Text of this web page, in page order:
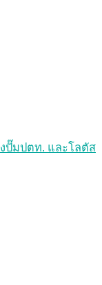
ปั๊มปตท. และโลตัส